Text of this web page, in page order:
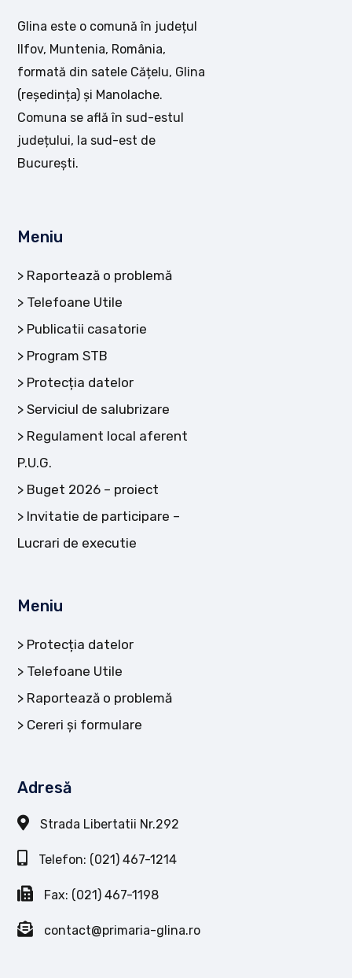
Glina este o comună în județul
Ilfov, Muntenia, România,
formată din satele Cățelu, Glina
(reședința) și Manolache.
Comuna se află în sud-estul
județului, la sud-est de
București.
Meniu
Raportează o problemă
Telefoane Utile
Publicatii casatorie
Program STB
Protecția datelor
Serviciul de salubrizare
Regulament local aferent
P.U.G.
Buget 2026 – proiect
Invitatie de participare –
Lucrari de executie
Meniu
Protecția datelor
Telefoane Utile
Raportează o problemă
Cereri și formulare
Adresă
Strada Libertatii Nr.292
Telefon: (021) 467-1214
Fax: (021) 467-1198
contact@primaria-glina.ro